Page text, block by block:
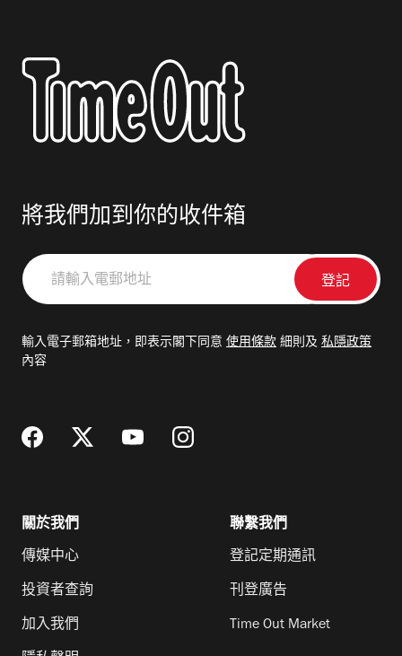
將我們加到你的收件箱
請
輸
郵
輸入電子郵箱地址，即表示閣下同意 使用條款 細則及 私隱政策
內容
關於我們
傳媒中心
投資者查詢
加入我們
聯繫我們
登記定期通訊
刊登廣告
Time Out Market